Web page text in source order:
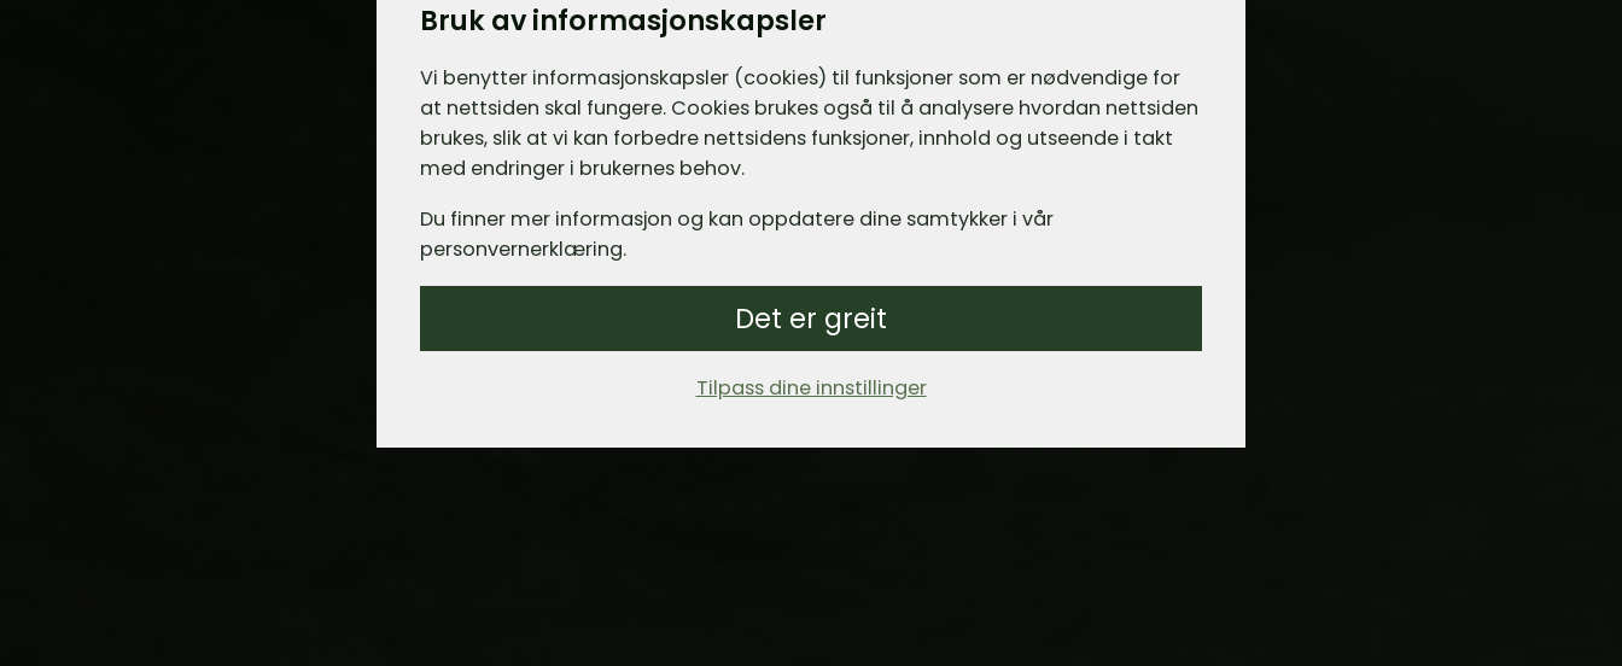
Bruk av informasjonskapsler
Vi benytter informasjons­kapsler (cookies) til funksjoner som er nødvendige for
at nettsiden skal fungere. Cookies brukes også til å analysere hvordan nettsiden
brukes, slik at vi kan forbedre nettsidens funksjoner, innhold og utseende i takt
med endringer i brukernes behov.
Du finner mer informasjon og kan oppdatere dine samtykker i vår
personvernerklæring.
Det er greit
Tilpass dine innstillinger